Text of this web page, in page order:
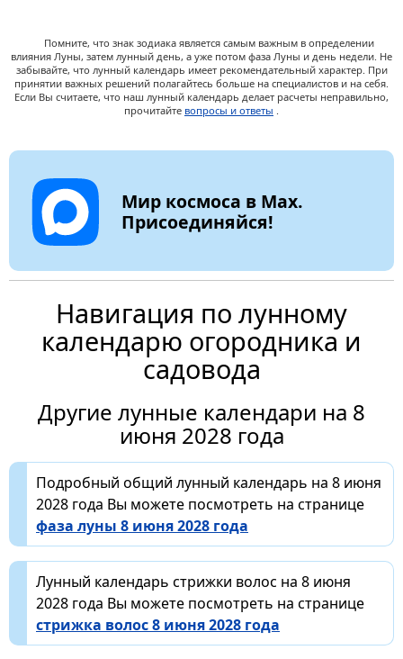
Помните, что знак зодиака является самым важным в определении
влияния Луны, затем лунный день, а уже потом фаза Луны и день недели. Не
забывайте, что лунный календарь имеет рекомендательный характер. При
принятии важных решений полагайтесь больше на специалистов и на себя.
Если Вы считаете, что наш лунный календарь делает расчеты неправильно,
прочитайте вопросы и ответы .
Мир космоса в Max.
Присоединяйся!
Навигация по лунному
календарю огородника и
садовода
Другие лунные календари на 8
июня 2028 года
Подробный общий лунный календарь на 8 июня
2028 года Вы можете посмотреть на странице
фаза луны 8 июня 2028 года
Лунный календарь стрижки волос на 8 июня
2028 года Вы можете посмотреть на странице
стрижка волос 8 июня 2028 года